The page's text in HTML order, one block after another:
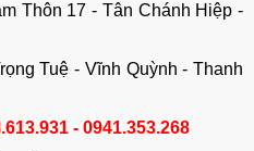
Thôn 17 - Tân Chánh Hiệp -
Tuệ - Vĩnh Quỳnh - Thanh
- 0941.353.268